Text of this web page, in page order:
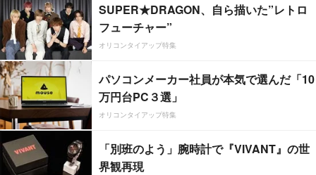
SUPER★DRAGON、自ら描いた”レトロ
フューチャー”
オリコンタイアップ特集
パソコンメーカー社員が本気で選んだ「10
万円台PC３選」
オリコンタイアップ特集
「別班のよう」腕時計で『VIVANT』の世
界観再現